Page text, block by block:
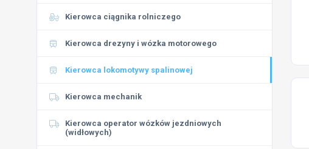
Kierowca ciągnika rolniczego
Kierowca drezyny i wózka motorowego
Kierowca lokomotywy spalinowej
Kierowca mechanik
Kierowca operator wózków jezdniowych
(widłowych)